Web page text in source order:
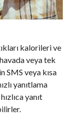
kalorileri ve
veya tek
SMS veya kısa
yanıtlama
yanıt